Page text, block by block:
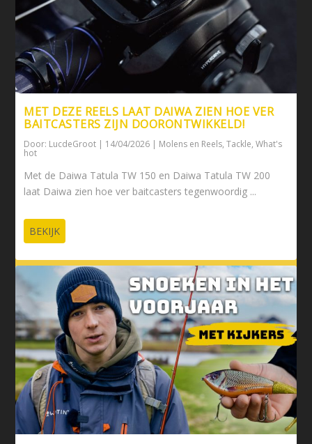
MET DEZE REELS LAAT DAIWA ZIEN HOE VER
BAITCASTERS ZIJN DOORONTWIKKELD!
Door: LucdeGroot | 14/04/2026 | Molens en Reels,Tackle,What's
hot
Met de Daiwa Tatula TW 150 en Daiwa Tatula TW 200
laat Daiwa zien hoe ver baitcasters tegenwoordig ...
BEKIJK